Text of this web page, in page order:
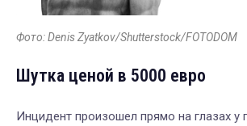
Фото: Denis Zyatkov/Shutterstock/FOTODOM
Шутка ценой в 5000 евро
Инцидент произошел прямо на глазах у